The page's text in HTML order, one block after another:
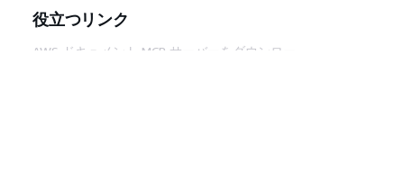
役立つリンク
AWS ドキュメント MCP サーバーをダウンロー